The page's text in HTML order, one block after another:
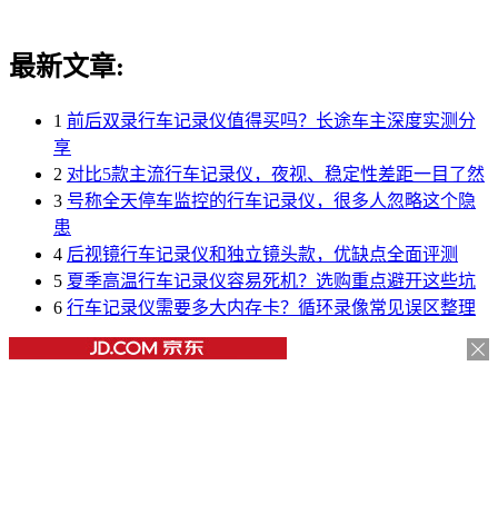
最新文章:
1 前后双录行车记录仪值得买吗？长途车主深度实测分
享
2 对比5款主流行车记录仪，夜视、稳定性差距一目了然
3 号称全天停车监控的行车记录仪，很多人忽略这个隐
患
4 后视镜行车记录仪和独立镜头款，优缺点全面评测
5 夏季高温行车记录仪容易死机？选购重点避开这些坑
6 行车记录仪需要多大内存卡？循环录像常见误区整理